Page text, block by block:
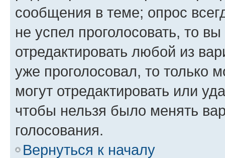
сообщения в теме; опрос
не успел проголосовать, то
отредактировать любой из
уже проголосовал, то только
могут отредактировать или
чтобы нельзя было менять
голосования.
Вернуться к началу